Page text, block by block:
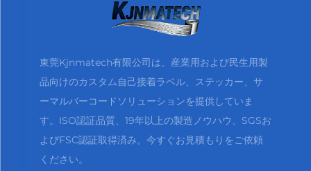
東莞Kjnmatech有限公司は、産業用および民生用製
品向けのカスタム自己接着ラベル、ステッカー、サ
ーマルバーコードソリューションを提供していま
す。ISO認証品質、19年以上の製造ノウハウ、SGSお
よびFSC認証取得済み。今すぐお見積もりをご依頼
ください。